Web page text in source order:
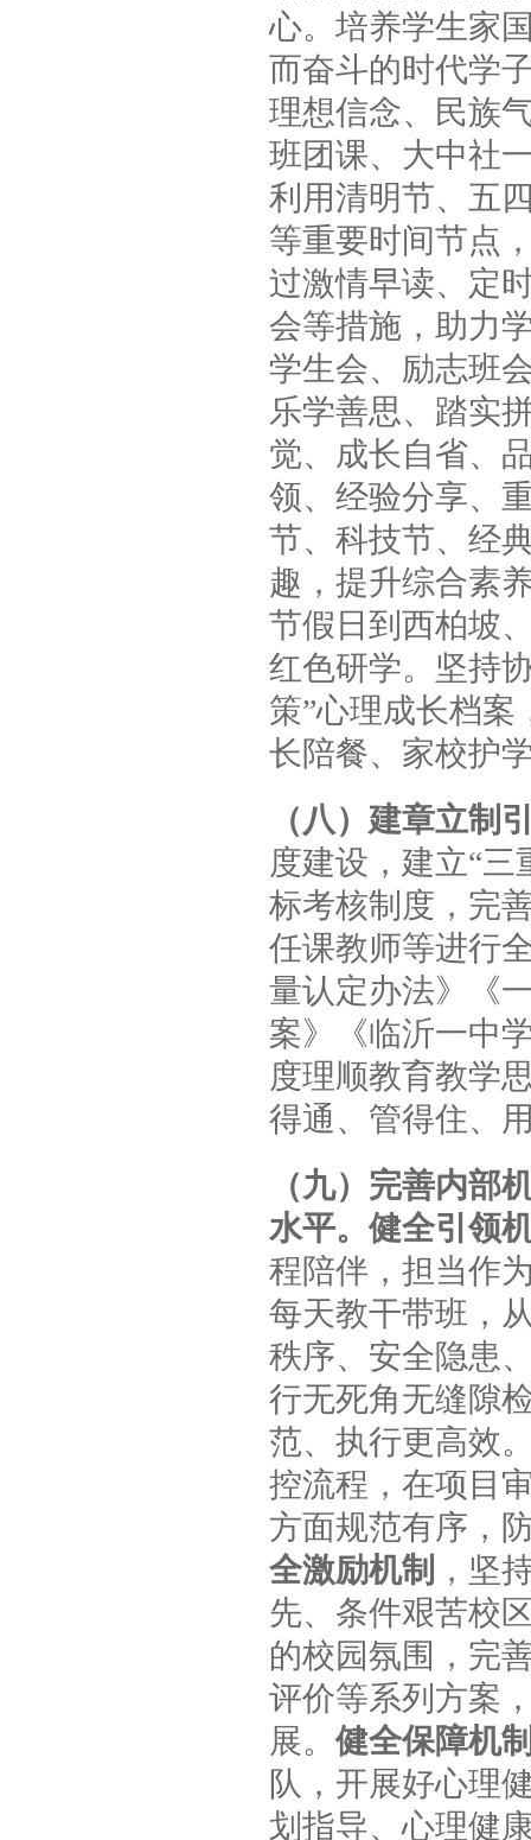
心。培养学生家
而奋斗的时代学
理想信念、民族
班团课、大中社
利用清明节、五
等重要时间节点
过激情早读、定
会等措施，助力
学生会、励志班
乐学善思、踏实
觉、成长自省、
领、经验分享、
节、科技节、经
趣，提升综合素
节假日到西柏坡
红色研学。坚持
策”心理成长档案
长陪餐、家校护
（八）建章立制
度建设，建立“
标考核制度，完
任课教师等进行
量认定办法》《
案》《临沂一中
度理顺教育教学
得通、管得住、
（九）完善内部
水平。健全引领
程陪伴，担当作
每天教干带班，
秩序、安全隐患
行无死角无缝隙
范、执行更高效
控流程，在项目
方面规范有序，
全激励机制 ，坚
先、条件艰苦校
的校园氛围，完
评价等系列方案
展。健全保障机
队，开展好心理
划指导、心理健